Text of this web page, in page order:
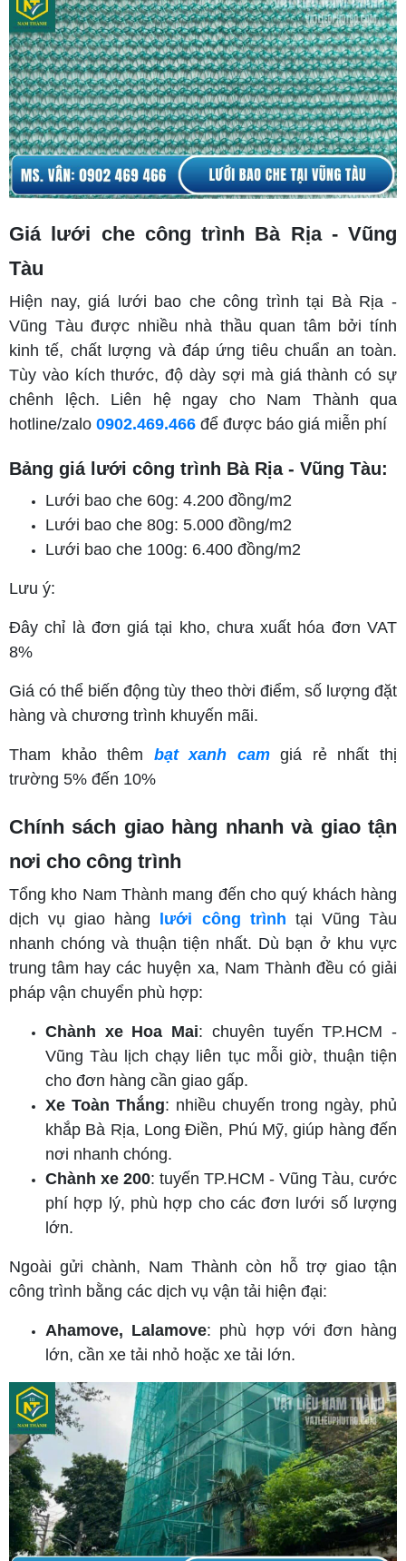
Giá lưới che công trình Bà Rịa - Vũng
Tàu
Hiện nay, giá lưới bao che công trình tại Bà Rịa -
Vũng Tàu được nhiều nhà thầu quan tâm bởi tính
kinh tế, chất lượng và đáp ứng tiêu chuẩn an toàn.
Tùy vào kích thước, độ dày sợi mà giá thành có sự
chênh lệch. Liên hệ ngay cho Nam Thành qua
hotline/zalo 0902.469.466 để được báo giá miễn phí
Bảng giá lưới công trình Bà Rịa - Vũng Tàu:
Lưới bao che 60g: 4.200 đồng/m2
Lưới bao che 80g: 5.000 đồng/m2
Lưới bao che 100g: 6.400 đồng/m2
Lưu ý:
Đây chỉ là đơn giá tại kho, chưa xuất hóa đơn VAT
8%
Giá có thể biến động tùy theo thời điểm, số lượng đặt
hàng và chương trình khuyến mãi.
Tham khảo thêm bạt xanh camgiá rẻ nhất thị
trường 5% đến 10%
Chính sách giao hàng nhanh và giao tận
nơi cho công trình
Tổng kho Nam Thành mang đến cho quý khách hàng
dịch vụ giao hàng lưới công trình tại Vũng Tàu
nhanh chóng và thuận tiện nhất. Dù bạn ở khu vực
trung tâm hay các huyện xa, Nam Thành đều có giải
pháp vận chuyển phù hợp:
Chành xe Hoa Mai: chuyên tuyến TP.HCM -
Vũng Tàu lịch chạy liên tục mỗi giờ, thuận tiện
cho đơn hàng cần giao gấp.
Xe Toàn Thắng: nhiều chuyến trong ngày, phủ
khắp Bà Rịa, Long Điền, Phú Mỹ, giúp hàng đến
nơi nhanh chóng.
Chành xe 200: tuyến TP.HCM - Vũng Tàu, cước
phí hợp lý, phù hợp cho các đơn lưới số lượng
lớn.
Ngoài gửi chành, Nam Thành còn hỗ trợ giao tận
công trình bằng các dịch vụ vận tải hiện đại:
Ahamove, Lalamove: phù hợp với đơn hàng
lớn, cần xe tải nhỏ hoặc xe tải lớn.